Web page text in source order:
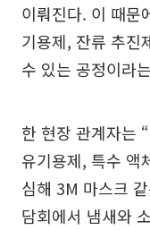
이뤄진다. 이 때문
기용제, 잔류 추진
수 있는 공정이라
한 현장 관계자는
유기용제, 특수 액
심해 3M 마스크
담회에서 냄새와